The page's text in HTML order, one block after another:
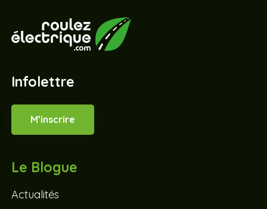
Infolettre
M’inscrire
Le Blogue
Actualités